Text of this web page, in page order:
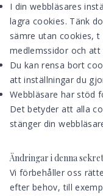
I din webbläsares
lagra cookies. Tänk
sämre utan cookies,
medlemssidor och
Du kan rensa bort
att inställningar du
Webbläsare har stöd
Det betyder att alla
stänger din
Ändringar i denna
Vi förbehåller oss
efter behov, till